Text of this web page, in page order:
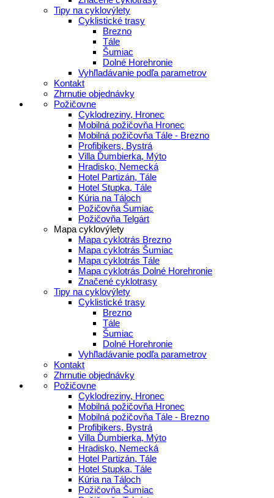
Tipy na cyklovýlety
Cyklistické trasy
Brezno
Tále
Šumiac
Dolné Horehronie
Vyhľladávanie podľa parametrov
Kontakt
Zhrnutie objednávky
Požičovne
Cyklodreziny, Hronec
Mobilná požičovňa Hronec
Mobilná požičovňa Tále - Brezno
Profibikers, Bystrá
Villa Ďumbierka, Mýto
Hradisko, Nemecká
Hotel Partizán, Tále
Hotel Stupka, Tále
Kúria na Táloch
Požičovňa Šumiac
Požičovňa Telgárt
Mapa cyklovýlety
Mapa cyklotrás Brezno
Mapa cyklotrás Šumiac
Mapa cyklotrás Tále
Mapa cyklotrás Dolné Horehronie
Značené cyklotrasy
Tipy na cyklovýlety
Cyklistické trasy
Brezno
Tále
Šumiac
Dolné Horehronie
Vyhľladávanie podľa parametrov
Kontakt
Zhrnutie objednávky
Požičovne
Cyklodreziny, Hronec
Mobilná požičovňa Hronec
Mobilná požičovňa Tále - Brezno
Profibikers, Bystrá
Villa Ďumbierka, Mýto
Hradisko, Nemecká
Hotel Partizán, Tále
Hotel Stupka, Tále
Kúria na Táloch
Požičovňa Šumiac